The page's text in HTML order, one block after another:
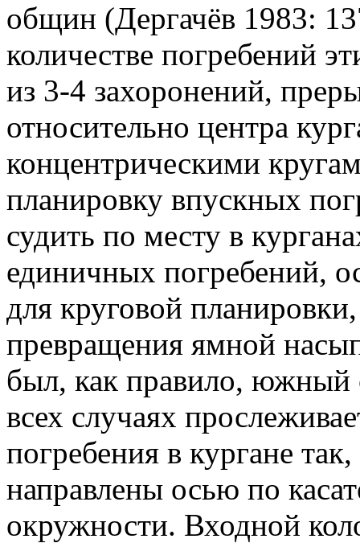
общин (Дергачёв 1983:
количестве погребений
из 3-4 захоронений,
относительно центра
концентрическими
планировку впускных
судить по месту в
единичных погребений,
для круговой
превращения ямной
был, как правило, южный
всех случаях
погребения в кургане
направлены осью по
окружности. Входной